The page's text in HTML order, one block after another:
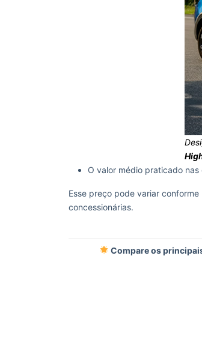
O valor médio praticado
Esse preço pode variar
concessionárias.
Compare os